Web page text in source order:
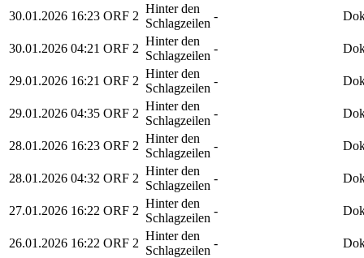
30.01.2026 16:23 ORF 2
Hinter den
Schlagzeilen
-
30.01.2026 04:21 ORF 2
Hinter den
Schlagzeilen
-
29.01.2026 16:21 ORF 2
Hinter den
Schlagzeilen
-
29.01.2026 04:35 ORF 2
Hinter den
Schlagzeilen
-
28.01.2026 16:23 ORF 2
Hinter den
Schlagzeilen
-
28.01.2026 04:32 ORF 2
Hinter den
Schlagzeilen
-
27.01.2026 16:22 ORF 2
Hinter den
Schlagzeilen
-
26.01.2026 16:22 ORF 2
Hinter den
Schlagzeilen
-